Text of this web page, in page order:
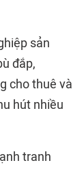
sản
đắp,
cho thuê và
hút nhiều
tranh